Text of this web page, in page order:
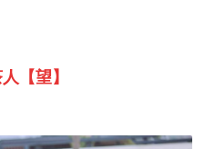
【望】